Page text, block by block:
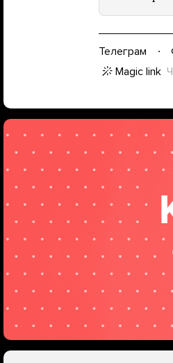
Телеграм
Magic link